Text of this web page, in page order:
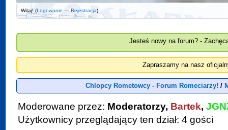
Witaj! (Logowanie —Rejestracja)
Jesteś nowy na forum? -
Zapraszamy na nasz
Chlopcy Rometowcy - Forum Romeciarzy! /
Moderowane przez: Moderatorzy, Bartek,
Użytkownicy przeglądający ten dział: 4 gości